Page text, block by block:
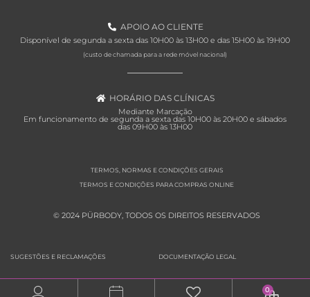
APOIO AO CLIENTE
Disponível de segunda a sexta das 10H00 às 13H00 e das 15H00 às 19H00
(custo de chamada para a rede móvel nacional)
HORÁRIO DAS CLÍNICAS
Mediante Marcação
Em funcionamento de segunda a sexta das 10H00 às 20H00 e sábados
das 09H00 às 13H00
TERMOS, NORMAS E CONDIÇÕES GERAIS
TERMOS E CONDIÇÕES PARA COMPRAS ONLINE
© 2024 PÜRBODY, TODOS OS DIREITOS RESERVADOS
SUGESTÕES E RECLAMAÇÕES DOCUMENTAÇÃO LEGAL
0